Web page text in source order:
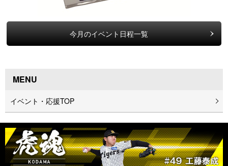
今月のイベント日程一覧
MENU
イベント・応援TOP